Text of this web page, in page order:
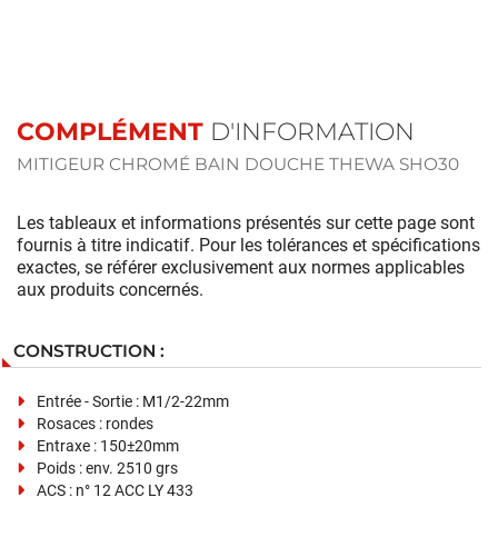
COMPLÉMENT D'INFORMATION
MITIGEUR CHROMÉ BAIN DOUCHE THEWA SHO30
Les tableaux et informations présentés sur cette page sont
fournis à titre indicatif. Pour les tolérances et spécifications
exactes, se référer exclusivement aux normes applicables
aux produits concernés.
CONSTRUCTION :
Entrée - Sortie : M1/2-22mm
Rosaces : rondes
Entraxe : 150±20mm
Poids : env. 2510 grs
ACS : n° 12 ACC LY 433